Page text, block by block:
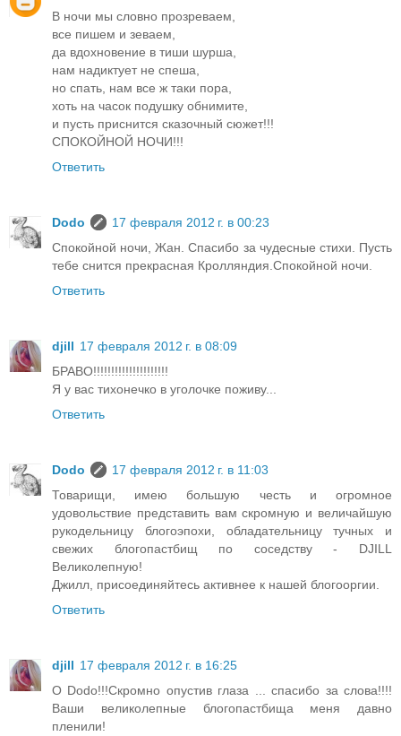
В ночи мы словно прозреваем,
все пишем и зеваем,
да вдохновение в тиши шурша,
нам надиктует не спеша,
но спать, нам все ж таки пора,
хоть на часок подушку обнимите,
и пусть приснится сказочный сюжет!!!
СПОКОЙНОЙ НОЧИ!!!
Ответить
Dodo
17 февраля 2012 г. в 00:23
Спокойной ночи, Жан. Спасибо за чудесные стихи. Пусть
тебе снится прекрасная Кролляндия.Спокойной ночи.
Ответить
djill 17 февраля 2012 г. в 08:09
БРАВО!!!!!!!!!!!!!!!!!!!!!
Я у вас тихонечко в уголочке поживу...
Ответить
Dodo
17 февраля 2012 г. в 11:03
Товарищи, имею большую честь и огромное
удовольствие представить вам скромную и величайшую
рукодельницу блогоэпохи, обладательницу тучных и
свежих блогопастбищ по соседству - DJILL
Великолепную!
Джилл, присоединяйтесь активнее к нашей блогооргии.
Ответить
djill 17 февраля 2012 г. в 16:25
О Dodo!!!Скромно опустив глаза ... спасибо за слова!!!!
Ваши великолепные блогопастбища меня давно
пленили!